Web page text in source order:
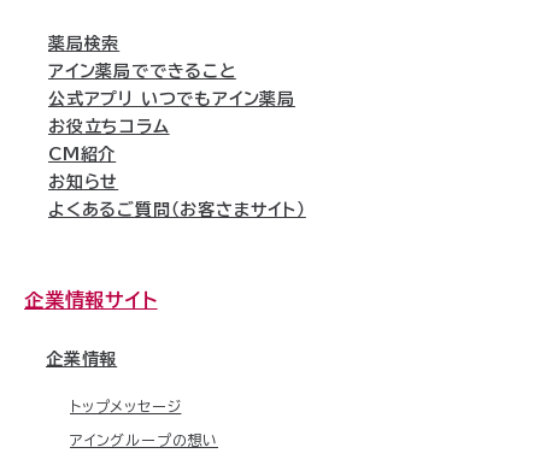
薬局検索
アイン薬局でできること
公式アプリ いつでもアイン薬局
お役立ちコラム
CM紹介
お知らせ
よくあるご質問（お客さまサイト）
企業情報サイト
企業情報
トップメッセージ
アイングループの想い